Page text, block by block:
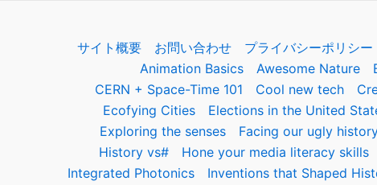
サイト概要 お問い合わせ プライバシーポリシー
Animation Basics
Awesome Nature
CERN + Space-Time 101
Cool new tech
Ecofying Cities
Elections in the United
Exploring the senses
Facing our ugly
History vs#
Hone your media literacy skills
Integrated Photonics
Inventions that Shaped